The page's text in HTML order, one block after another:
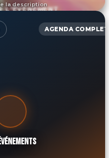
la description
L'ÉVÉNEMENT
AGENDA COMPLET